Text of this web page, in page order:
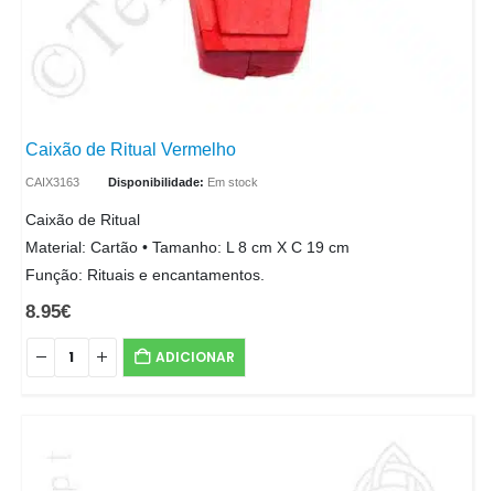
Caixão de Ritual Vermelho
CAIX3163 Disponibilidade: Em stock
Caixão de Ritual
Material: Cartão • Tamanho: L 8 cm X C 19 cm
Função: Rituais e encantamentos.
8.95€
ADICIONAR